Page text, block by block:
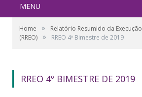
MENU
Home »
Relatório Resumido da
(RREO) » RREO 4º Bimestre de 2019
RREO 4º BIMESTRE DE 2019